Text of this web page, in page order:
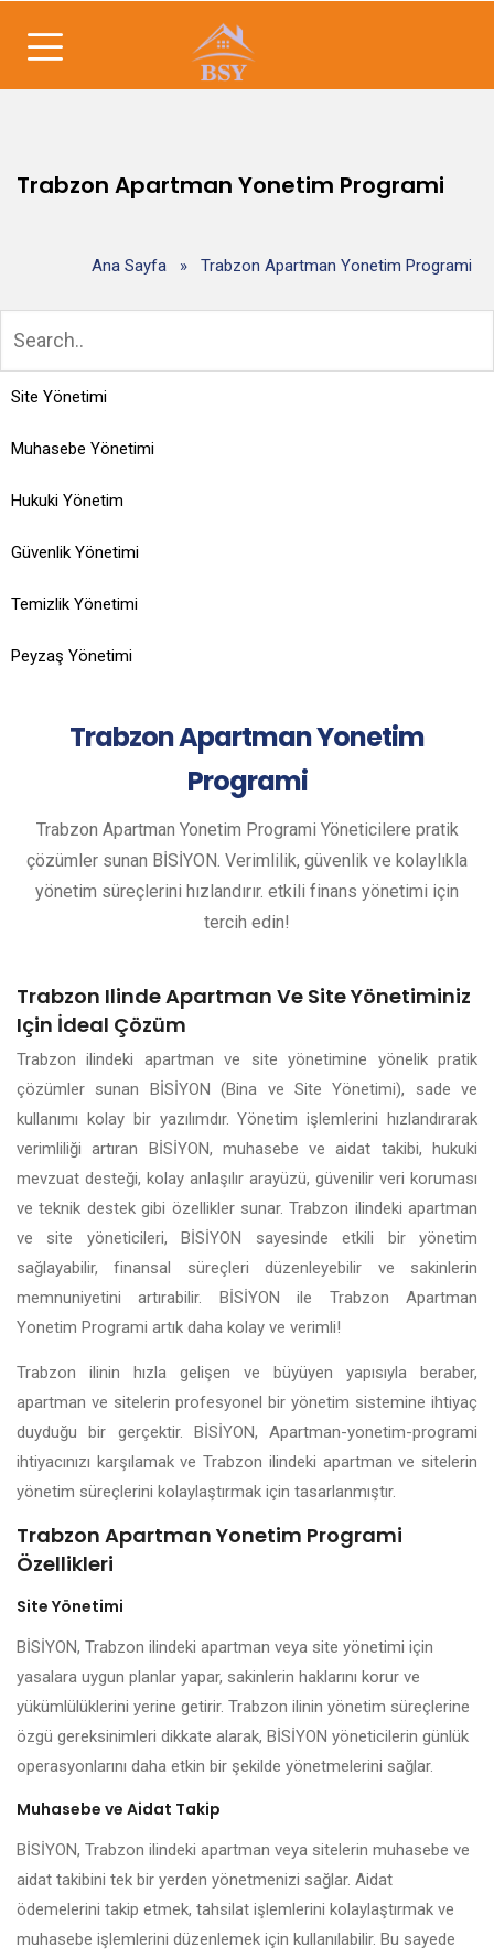
Trabzon Apartman Yonetim Programi
Ana Sayfa » Trabzon Apartman Yonetim Programi
Site Yönetimi
Muhasebe Yönetimi
Hukuki Yönetim
Güvenlik Yönetimi
Temizlik Yönetimi
Peyzaş Yönetimi
TrabzonApartman Yonetim
Programi
Trabzon Apartman Yonetim Programi Yöneticilere pratik
çözümler sunan BİSİYON. Verimlilik, güvenlik ve kolaylıkla
yönetim süreçlerini hızlandırır. etkili finans yönetimi için
tercih edin!
Trabzon Ilinde Apartman Ve Site Yönetiminiz
Için İdeal Çözüm
Trabzon ilindeki apartman ve site yönetimine yönelik pratik
çözümler sunan BİSİYON (Bina ve Site Yönetimi), sade ve
kullanımı kolay bir yazılımdır. Yönetim işlemlerini hızlandırarak
verimliliği artıran BİSİYON, muhasebe ve aidat takibi, hukuki
mevzuat desteği, kolay anlaşılır arayüzü, güvenilir veri koruması
ve teknik destek gibi özellikler sunar. Trabzon ilindeki apartman
ve site yöneticileri, BİSİYON sayesinde etkili bir yönetim
sağlayabilir, finansal süreçleri düzenleyebilir ve sakinlerin
memnuniyetini artırabilir. BİSİYON ile Trabzon Apartman
Yonetim Programi artık daha kolay ve verimli!
Trabzon ilinin hızla gelişen ve büyüyen yapısıyla beraber,
apartman ve sitelerin profesyonel bir yönetim sistemine ihtiyaç
duyduğu bir gerçektir. BİSİYON, Apartman-yonetim-programi
ihtiyacınızı karşılamak ve Trabzon ilindeki apartman ve sitelerin
yönetim süreçlerini kolaylaştırmak için tasarlanmıştır.
Trabzon Apartman Yonetim Programi
Özellikleri
Site Yönetimi
BİSİYON, Trabzon ilindeki apartman veya site yönetimi için
yasalara uygun planlar yapar, sakinlerin haklarını korur ve
yükümlülüklerini yerine getirir. Trabzon ilinin yönetim süreçlerine
özgü gereksinimleri dikkate alarak, BİSİYON yöneticilerin günlük
operasyonlarını daha etkin bir şekilde yönetmelerini sağlar.
Muhasebe ve Aidat Takip
BİSİYON, Trabzon ilindeki apartman veya sitelerin muhasebe ve
aidat takibini tek bir yerden yönetmenizi sağlar. Aidat
ödemelerini takip etmek, tahsilat işlemlerini kolaylaştırmak ve
muhasebe işlemlerini düzenlemek için kullanılabilir. Bu sayede